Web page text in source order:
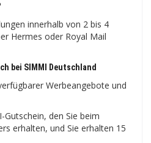
innerhalb von 2 bis 4
Hermes oder Royal Mail
bei SIMMI Deutschland
Werbeangebote und
Gutschein, den Sie beim
erhalten, und Sie erhalten 15